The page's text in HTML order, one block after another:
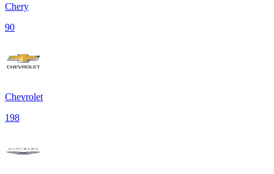
Chery
90
Chevrolet
198